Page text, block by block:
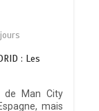
: Les
de Man City
mais